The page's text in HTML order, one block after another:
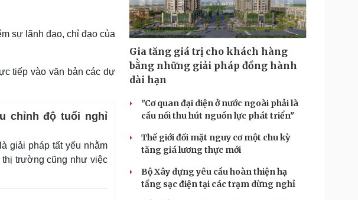
Doanh nghiệp
Thông tin doanh nghiệp
Doanh nghiệp 24h
Doanh nhân
Vì cộng đồng
Công nghệ
Sành điệu
Tin Công nghệ
Trải nghiệm
Chuyển đổi số
Săn Tour
Câu chuyện thời sự
Đọc truyện đêm khuya
Cửa sổ tình yêu
Kể chuyện cho bé
sự lãnh đạo, chỉ đạo của
tiếp vào văn bản các dự
chỉnh độ tuổi nghỉ
giải pháp tất yếu nhằm
trường cũng như việc
Gia tăng giá trị cho khách hàng
bằng những giải pháp đồng hành
dài hạn
"Cơ quan đại diện ở nước ngoài phải là
cầu nối thu hút nguồn lực phát triển"
Thế giới đối mặt nguy cơ một chu kỳ
tăng giá lương thực mới
Bộ Xây dựng yêu cầu hoàn thiện hạ
tầng sạc điện tại các trạm dừng nghỉ